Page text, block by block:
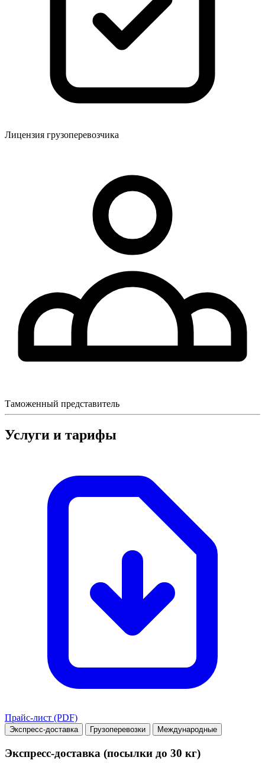
Лицензия грузоперевозчика
Таможенный представитель
Услуги и тарифы
Прайс-лист (PDF)
Экспресс-доставка Грузоперевозки Международные
Экспресс-доставка (посылки до 30 кг)